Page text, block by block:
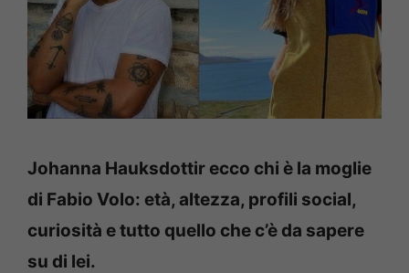
Johanna Hauksdottir ecco chi è la moglie
di Fabio Volo: età, altezza, profili social,
curiosità e tutto quello che c’è da sapere
su di lei.